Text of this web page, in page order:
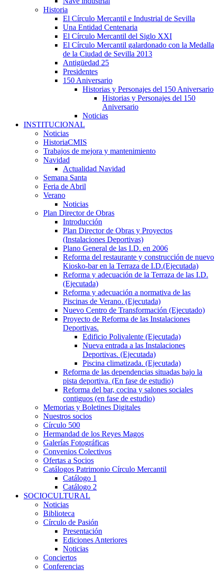
Historia
El Círculo Mercantil e Industrial de Sevilla
Una Entidad Centenaria
El Círculo Mercantil del Siglo XXI
El Círculo Mercantil galardonado con la Medalla
de la Ciudad de Sevilla 2013
Antigüedad 25
Presidentes
150 Aniversario
Historias y Personajes del 150 Aniversario
Historias y Personajes del 150
Aniversario
Noticias
INSTITUCIONAL
Noticias
HistoriaCMIS
Trabajos de mejora y mantenimiento
Navidad
Actualidad Navidad
Semana Santa
Feria de Abril
Verano
Noticias
Plan Director de Obras
Introducción
Plan Director de Obras y Proyectos
(Instalaciones Deportivas)
Plano General de las I.D. en 2006
Reforma del restaurante y construcción de nuevo
Kiosko-bar en la Terraza de I.D.(Ejecutada)
Reforma y adecuación de la Terraza de las I.D.
(Ejecutada)
Reforma y adecuación a normativa de las
Piscinas de Verano. (Ejecutada)
Nuevo Centro de Transformación (Ejecutado)
Proyecto de Reforma de las Instalaciones
Deportivas.
Edificio Polivalente (Ejecutada)
Nueva entrada a las Instalaciones
Deportivas. (Ejecutada)
Piscina climatizada. (Ejecutada)
Reforma de las dependencias situadas bajo la
pista deportiva. (En fase de estudio)
Reforma del bar, cocina y salones sociales
contiguos (en fase de estudio)
Memorias y Boletines Digitales
Nuestros socios
Círculo 500
Hermandad de los Reyes Magos
Galerías Fotográficas
Convenios Colectivos
Ofertas a Socios
Catálogos Patrimonio Círculo Mercantil
Catálogo 1
Catálogo 2
SOCIOCULTURAL
Noticias
Biblioteca
Círculo de Pasión
Presentación
Ediciones Anteriores
Noticias
Conciertos
Conferencias